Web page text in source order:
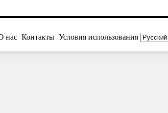
нас Контакты Условия использования